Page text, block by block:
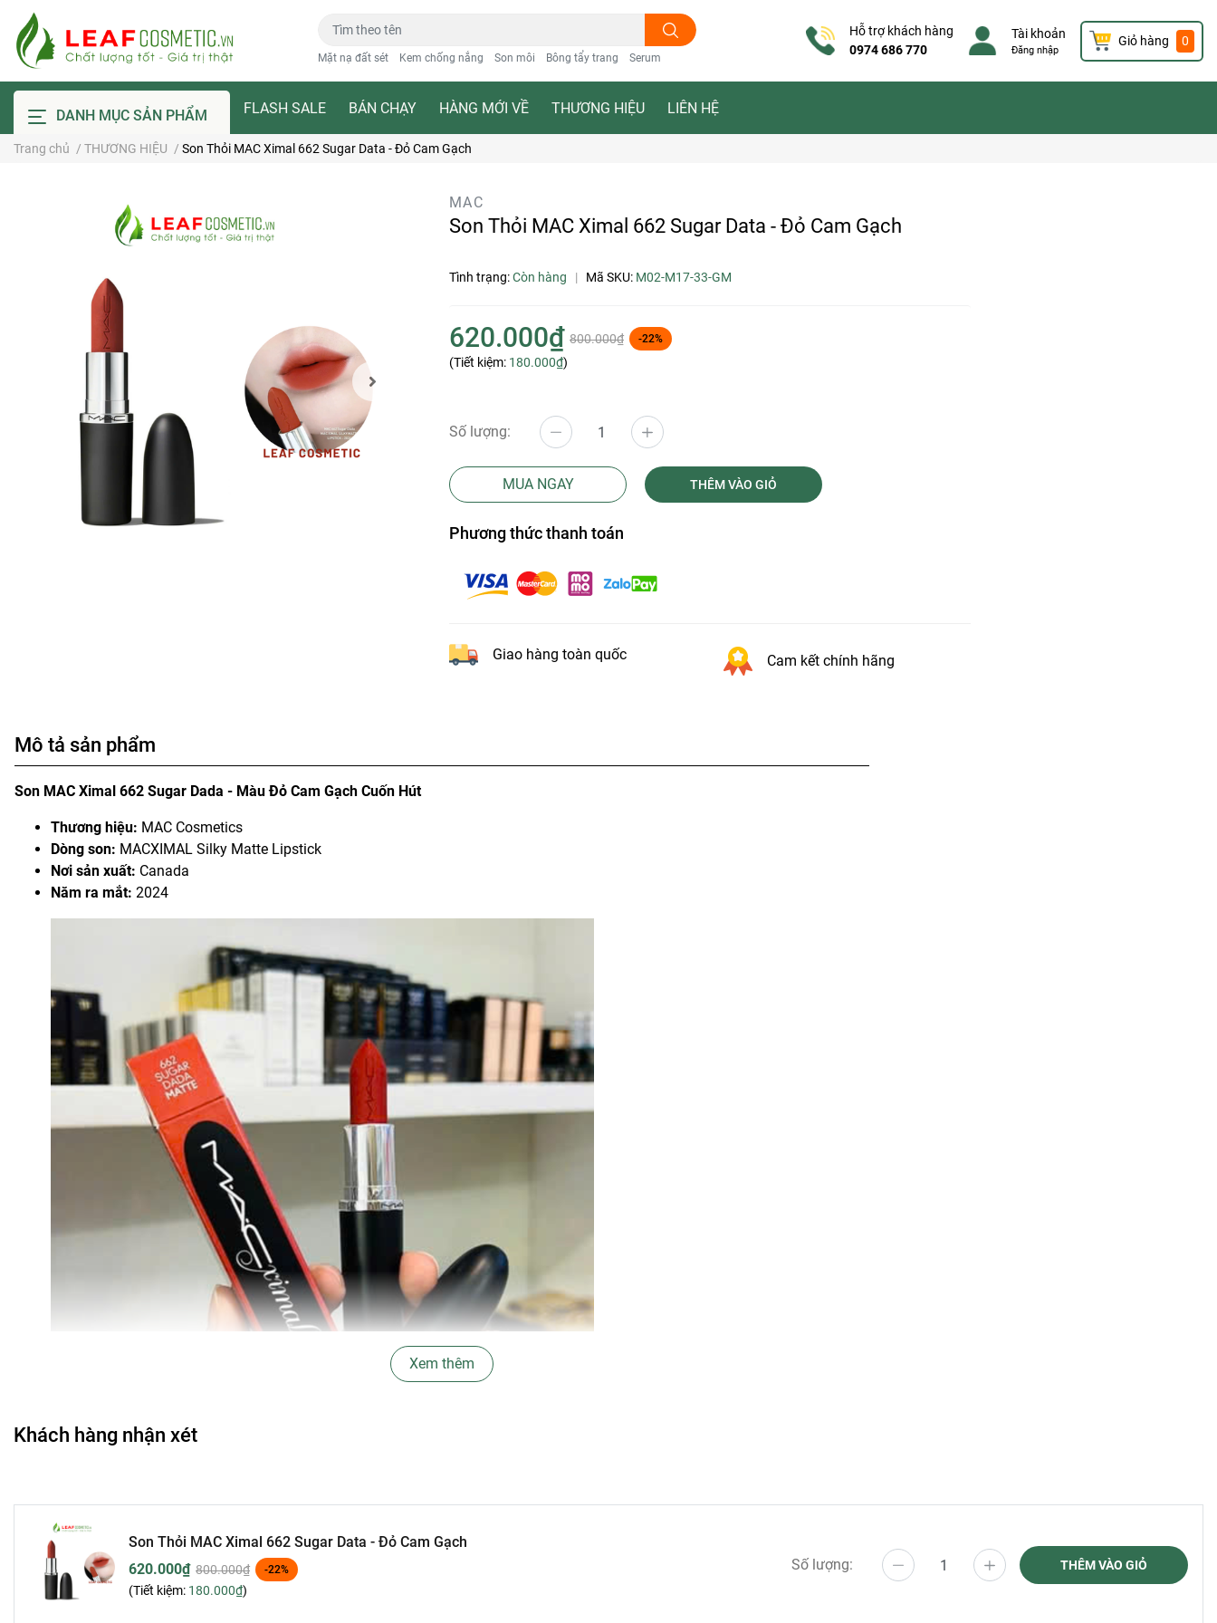
Mặt nạ đất sét Kem chống nắng Son môi Bông tẩy trang Serum
Hỗ trợ khách hàng
0974 686 770
Tài khoản
Đăng nhập
Giỏ hàng 0
DANH MỤC SẢN PHẨM FLASH SALE BÁN CHẠY HÀNG MỚI VỀ THƯƠNG HIỆU LIÊN HỆ
Trang chủ / THƯƠNG HIỆU / Son Thỏi MAC Ximal 662 Sugar Data - Đỏ Cam Gạch
MAC
Son Thỏi MAC Ximal 662 Sugar Data - Đỏ Cam Gạch
Tình trạng:Còn hàng | Mã SKU: M02-M17-33-GM
620.000₫ 800.000₫ -22%
(Tiết kiệm: 180.000₫)
Số lượng:
MUA NGAY THÊM VÀO GIỎ
Phương thức thanh toán
Giao hàng toàn quốc Cam kết chính hãng
Mô tả sản phẩm
Son MAC Ximal 662 Sugar Dada - Màu Đỏ Cam Gạch Cuốn Hút
Thương hiệu: MAC Cosmetics
Dòng son: MACXIMAL Silky Matte Lipstick
Nơi sản xuất: Canada
Năm ra mắt: 2024
rũ. Màu sắc này kết hợp giữa sự ấm áp và hiện đại, giúp tôn lên vẻ đẹp tự tin, phù hợp với nhiều phong cách, từ trang điểm hàng ngày
đến những buổi tiệc sang trọng.
Đặc điểm nổi bật:
Chất son Silky Matte:
Lì mịn, bền màu đến 12 giờ, đồng thời dưỡng ẩm suốt 8 giờ nhờ thành phần dưỡng chất gồm dầu dừa, bơ
Xem thêm
Khách hàng nhận xét
Son Thỏi MAC Ximal 662 Sugar Data - Đỏ Cam Gạch
620.000₫ 800.000₫ -22%
(Tiết kiệm: 180.000₫)
Số lượng: THÊM VÀO GIỎ